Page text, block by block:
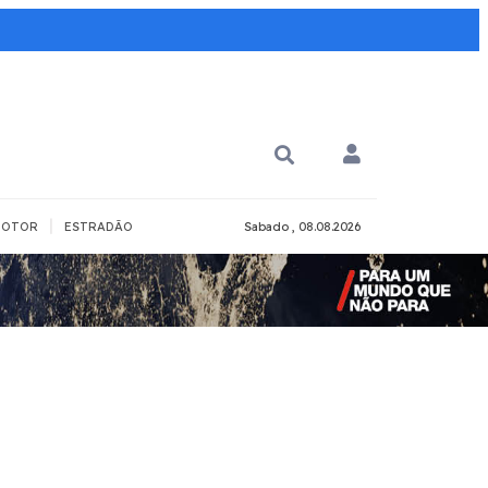
QUÊ? PCD
Todos
ESTRADÃO Sabado , 08.08.2026